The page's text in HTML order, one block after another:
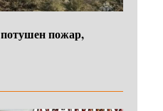
пожар,